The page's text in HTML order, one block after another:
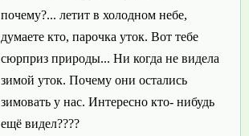
почему?... летит в холодном небе,
думаете кто, парочка уток. Вот тебе
сюрприз природы... Ни когда не видела
зимой уток. Почему они остались
зимовать у нас. Интересно кто- нибудь
ещё видел????